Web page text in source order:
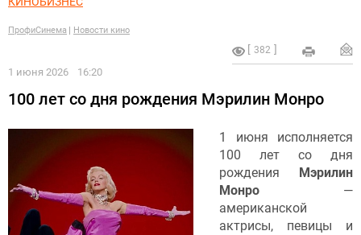
ПрофиСинема Новости кино
382
1 июня 2026 16:20
100 лет со дня рождения Мэрилин Монро
1 июня исполняется
100 лет со дня
рождения
Мэрилин
Монро —
американской
актрисы, певицы и